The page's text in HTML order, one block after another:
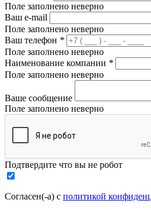
Поле заполнено неверно
Ваш e-mail
Поле заполнено неверно
Ваш телефон *
Поле заполнено неверно
Наименование компании *
Поле заполнено неверно
Ваше сообщение
Поле заполнено неверно
Подтвердите что вы не робот
Согласен(-а) с политикой